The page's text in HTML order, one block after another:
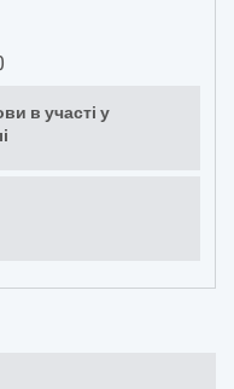
в участі у